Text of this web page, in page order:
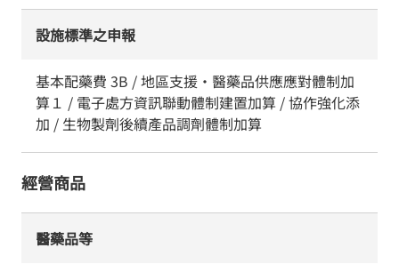
設施標準之申報
基本配藥費 3B / 地區支援・醫藥品供應應對體制加
算１ / 電子處方資訊聯動體制建置加算 / 協作強化添
加 / 生物製劑後續產品調劑體制加算
經營商品
醫藥品等